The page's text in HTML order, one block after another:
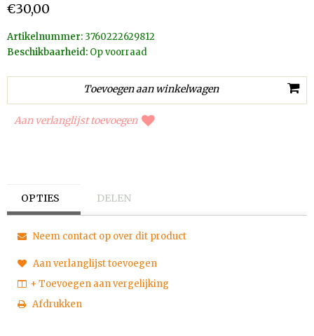
€30,00
Artikelnummer: 3760222629812
Beschikbaarheid: Op voorraad
Aan verlanglijst toevoegen
OPTIES DELEN
Neem contact op over dit product
Aan verlanglijst toevoegen
+ Toevoegen aan vergelijking
Afdrukken